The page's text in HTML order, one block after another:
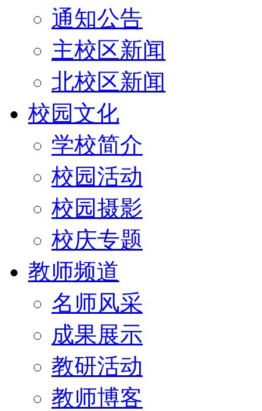
通知公告
主校区新闻
北校区新闻
校园文化
学校简介
校园活动
校园摄影
校庆专题
教师频道
名师风采
成果展示
教研活动
教师博客